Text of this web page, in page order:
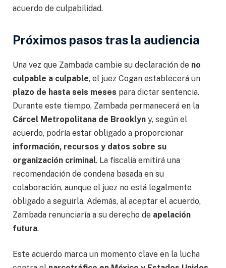
acuerdo de culpabilidad.
Próximos pasos tras la audiencia
Una vez que Zambada cambie su declaración de no
culpable a culpable, el juez Cogan establecerá un
plazo de hasta seis meses para dictar sentencia.
Durante este tiempo, Zambada permanecerá en la
Cárcel Metropolitana de Brooklyn y, según el
acuerdo, podría estar obligado a proporcionar
información, recursos y datos sobre su
organización criminal. La fiscalía emitirá una
recomendación de condena basada en su
colaboración, aunque el juez no está legalmente
obligado a seguirla. Además, al aceptar el acuerdo,
Zambada renunciaría a su derecho de apelación
futura.
Este acuerdo marca un momento clave en la lucha